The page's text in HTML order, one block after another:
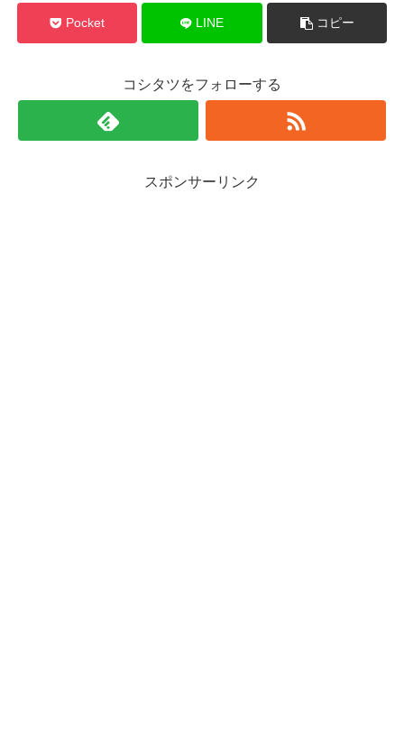
Pocket LINE コピー
コシタツをフォローする
スポンサーリンク